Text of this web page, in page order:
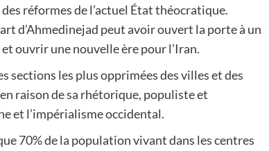
réformes de l’actuel État théocratique.
d’Ahmedinejad peut avoir ouvert la porte à un
ouvrir une nouvelle ère pour l’Iran.
sections les plus opprimées des villes et des
raison de sa rhétorique, populiste et
et l’impérialisme occidental.
70% de la population vivant dans les centres